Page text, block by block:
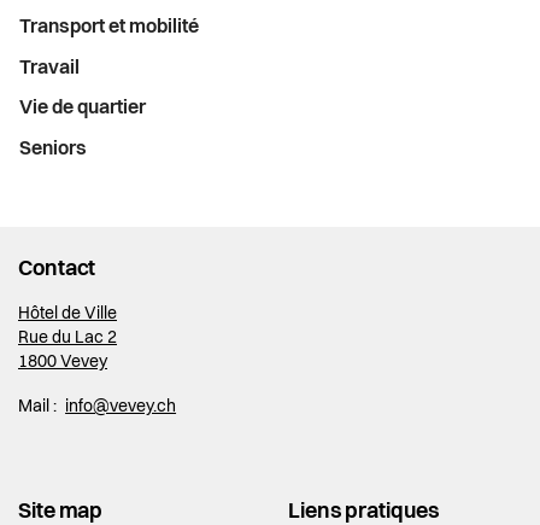
Transport et mobilité
Travail
Vie de quartier
Seniors
Contact
Hôtel de Ville
Rue du Lac 2
1800 Vevey
Mail : info@vevey.ch
Site map Liens pratiques